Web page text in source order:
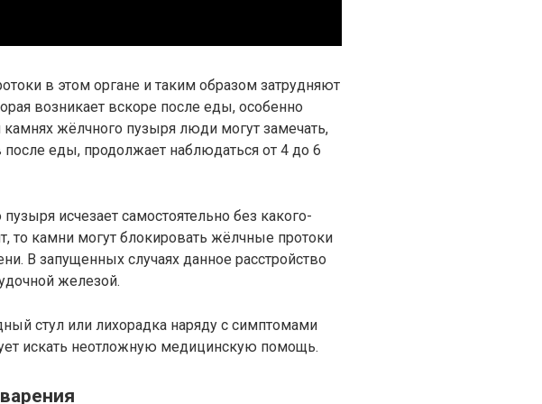
в этом органе и таким образом затрудняют
возникает вскоре после еды, особенно
жёлчного пузыря люди могут замечать,
после еды, продолжает наблюдаться от 4 до 6
исчезает самостоятельно без какого-
то камни могут блокировать жёлчные протоки
В запущенных случаях данное расстройство
железой.
стул или лихорадка наряду с симптомами
искать неотложную медицинскую помощь.